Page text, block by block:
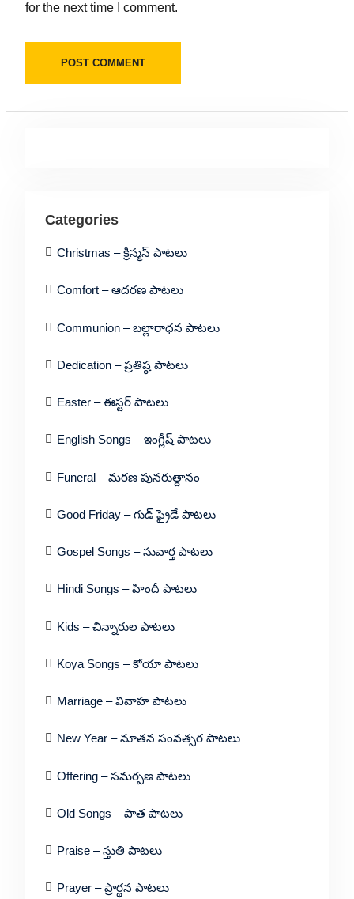
for the next time I comment.
Categories
Christmas – క్రిస్మస్ పాటలు
Comfort – ఆదరణ పాటలు
Communion – బల్లారాధన పాటలు
Dedication – ప్రతిష్ఠ పాటలు
Easter – ఈస్టర్ పాటలు
English Songs – ఇంగ్లీష్ పాటలు
Funeral – మరణ పునరుత్దానం
Good Friday – గుడ్ ఫ్రైడే పాటలు
Gospel Songs – సువార్త పాటలు
Hindi Songs – హిందీ పాటలు
Kids – చిన్నారుల పాటలు
Koya Songs – కోయా పాటలు
Marriage – వివాహ పాటలు
New Year – నూతన సంవత్సర పాటలు
Offering – సమర్పణ పాటలు
Old Songs – పాత పాటలు
Praise – స్తుతి పాటలు
Prayer – ప్రార్థన పాటలు